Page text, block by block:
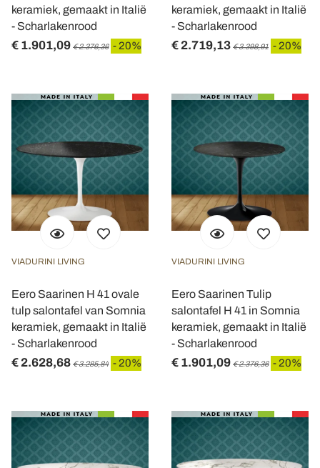
keramiek, gemaakt in Italië
- Scharlakenrood
€ 1.901,09 € 2.376,36 - 20%
keramiek, gemaakt in Italië
- Scharlakenrood
€ 2.719,13 € 3.398,91 - 20%
VIADURINI LIVING
Eero Saarinen H 41 ovale
tulp salontafel van Somnia
keramiek, gemaakt in Italië
- Scharlakenrood
€ 2.628,68 € 3.285,84 - 20%
VIADURINI LIVING
Eero Saarinen Tulip
salontafel H 41 in Somnia
keramiek, gemaakt in Italië
- Scharlakenrood
€ 1.901,09 € 2.376,36 - 20%